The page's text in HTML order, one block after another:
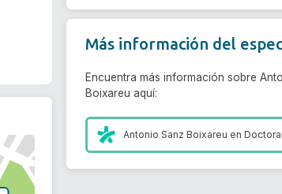
Más información del
Encuentra más información sobre
Boixareu aquí:
Antonio Sanz Boixareu en